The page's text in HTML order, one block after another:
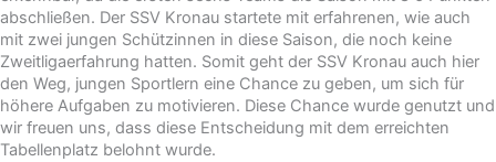
abschließen. Der SSV Kronau startete mit erfahrenen, wie auch
mit zwei jungen Schützinnen in diese Saison, die noch keine
Zweitligaerfahrung hatten. Somit geht der SSV Kronau auch hier
den Weg, jungen Sportlern eine Chance zu geben, um sich für
höhere Aufgaben zu motivieren. Diese Chance wurde genutzt und
wir freuen uns, dass diese Entscheidung mit dem erreichten
Tabellenplatz belohnt wurde.